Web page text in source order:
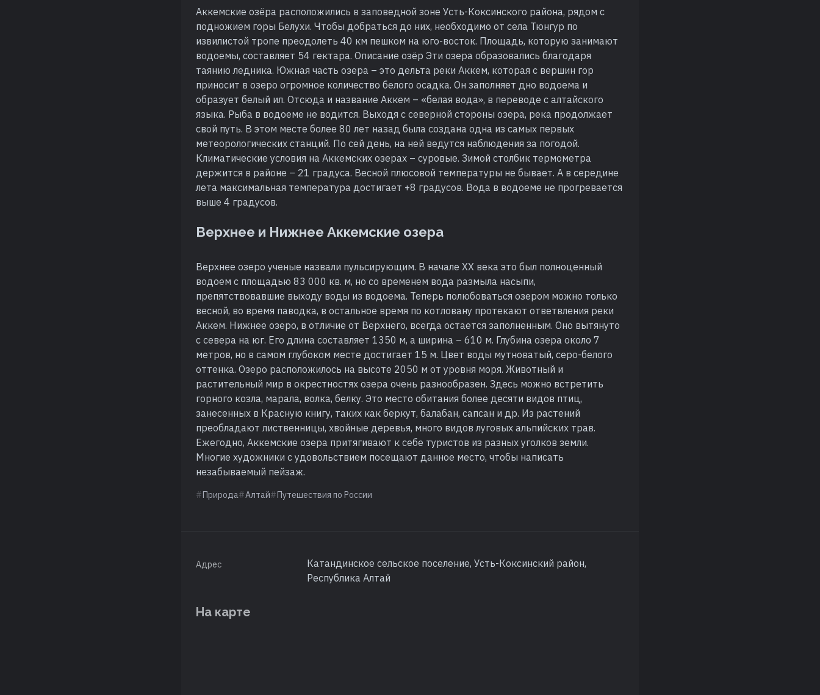
Аккемские озёра расположились в заповедной зоне Усть-Коксинского района, рядом с
подножием горы Белухи. Чтобы добраться до них, необходимо от села Тюнгур по
извилистой тропе преодолеть 40 км пешком на юго-восток. Площадь, которую занимают
водоемы, составляет 54 гектара. Описание озёр Эти озера образовались благодаря
таянию ледника. Южная часть озера – это дельта реки Аккем, которая с вершин гор
приносит в озеро огромное количество белого осадка. Он заполняет дно водоема и
образует белый ил. Отсюда и название Аккем – «белая вода», в переводе с алтайского
языка. Рыба в водоеме не водится. Выходя с северной стороны озера, река продолжает
свой путь. В этом месте более 80 лет назад была создана одна из самых первых
метеорологических станций. По сей день, на ней ведутся наблюдения за погодой.
Климатические условия на Аккемских озерах – суровые. Зимой столбик термометра
держится в районе – 21 градуса. Весной плюсовой температуры не бывает. А в середине
лета максимальная температура достигает +8 градусов. Вода в водоеме не прогревается
выше 4 градусов.
Верхнее и Нижнее Аккемские озера
Верхнее озеро ученые назвали пульсирующим. В начале XX века это был полноценный
водоем с площадью 83 000 кв. м, но со временем вода размыла насыпи,
препятствовавшие выходу воды из водоема. Теперь полюбоваться озером можно только
весной, во время паводка, в остальное время по котловану протекают ответвления реки
Аккем. Нижнее озеро, в отличие от Верхнего, всегда остается заполненным. Оно вытянуто
с севера на юг. Его длина составляет 1350 м, а ширина – 610 м. Глубина озера около 7
метров, но в самом глубоком месте достигает 15 м. Цвет воды мутноватый, серо-белого
оттенка. Озеро расположилось на высоте 2050 м от уровня моря. Животный и
растительный мир в окрестностях озера очень разнообразен. Здесь можно встретить
горного козла, марала, волка, белку. Это место обитания более десяти видов птиц,
занесенных в Красную книгу, таких как беркут, балабан, сапсан и др. Из растений
преобладают лиственницы, хвойные деревья, много видов луговых альпийских трав.
Ежегодно, Аккемские озера притягивают к себе туристов из разных уголков земли.
Многие художники с удовольствием посещают данное место, чтобы написать
незабываемый пейзаж.
Природа Алтай Путешествия по России
Адрес
Катандинское сельское поселение, Усть-Коксинский район,
Республика Алтай
На карте